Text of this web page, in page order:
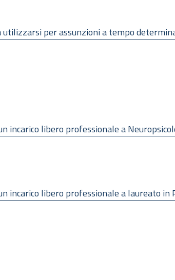
utilizzarsi per assunzioni a tempo
libero professionale a
incarico libero professionale a laureato in